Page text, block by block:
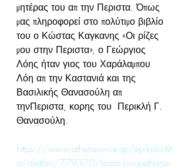
μητέρας του απ την Περιστα. Όπως
μας πληροφορεί στο πολύτιμο βιβλίο
του ο Κώστας Καγκανης «Οι ρίζες
μου στην Περιστα», ο Γεώργιος
Λόης ήταν γιος του Χαράλαμπου
Λόη απ την Καστανιά και της
Βασιλικής Θανασούλη απ
τηνΠεριστα, κορης του  Περικλή Γ.
Θανασούλη.
https://www.athensvoice.gr/epikairotit
a/diethni/779370/tzortz-lois-pethane-